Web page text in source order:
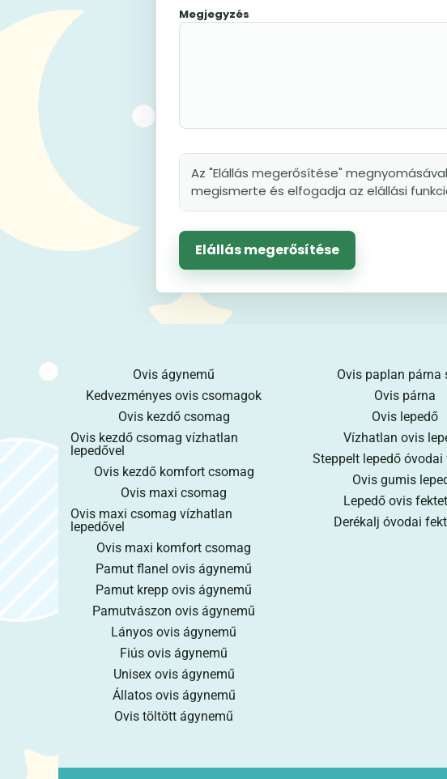
Megjegyzés
Az "Elállás megerősítése"
megismerte és elfogadja az elállási
Elállás megerősítése
Ovis ágynemű
Kedvezményes ovis csomagok
Ovis kezdő csomag
Ovis kezdő csomag vízhatlan
lepedővel
Ovis kezdő komfort csomag
Ovis maxi csomag
Ovis maxi csomag vízhatlan
lepedővel
Ovis maxi komfort csomag
Pamut flanel ovis ágynemű
Pamut krepp ovis ágynemű
Pamutvászon ovis ágynemű
Lányos ovis ágynemű
Fiús ovis ágynemű
Unisex ovis ágynemű
Állatos ovis ágynemű
Ovis töltött ágynemű
Ovis paplan párna
Ovis párna
Ovis lepedő
Vízhatlan ovis
Steppelt lepedő óvodai
Ovis gumis
Lepedő ovis
Derékalj óvodai